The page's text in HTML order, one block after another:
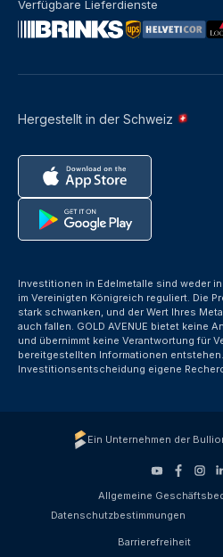
Hergestellt in der Schweiz
Verfügbare Lieferdienste
Investitionen in Edelmetalle sind weder
im Vereinigten Königreich reguliert. Die
stark schwanken, und der Wert Ihres
auch fallen. GOLD AVENUE bietet keine
und übernimmt keine Verantwortung für
bereitgestellten Informationen
Investitionsentscheidung eigene
Ein Unternehmen der
Allgemeine
Datenschutzbestimmungen
Barrierefreiheit